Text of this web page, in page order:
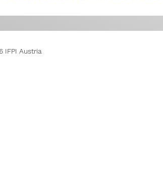
IFPI Austria